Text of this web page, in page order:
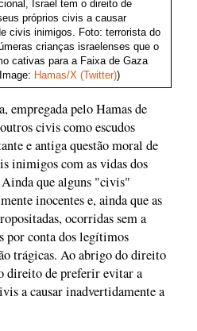
Israel tem o direito de
próprios civis a causar
civis inimigos. Foto: terrorista do
crianças israelenses que o
cativas para a Faixa de Gaza
Hamas/X (Twitter))
empregada pelo Hamas de
civis como escudos
e antiga questão moral de
inimigos com as vidas dos
que alguns "civis"
inocentes e, ainda que as
ocorridas sem a
por conta dos legítimos
trágicas. Ao abrigo do direito
direito de preferir evitar a
a causar inadvertidamente a